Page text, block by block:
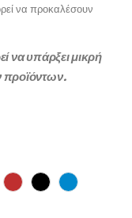
να προκαλέσουν
να υπάρξει μικρή
προϊόντων.